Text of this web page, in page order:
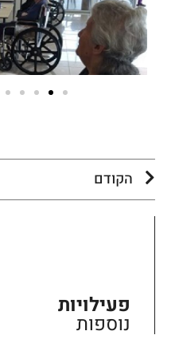
הקודם
פעילויות
נוספות